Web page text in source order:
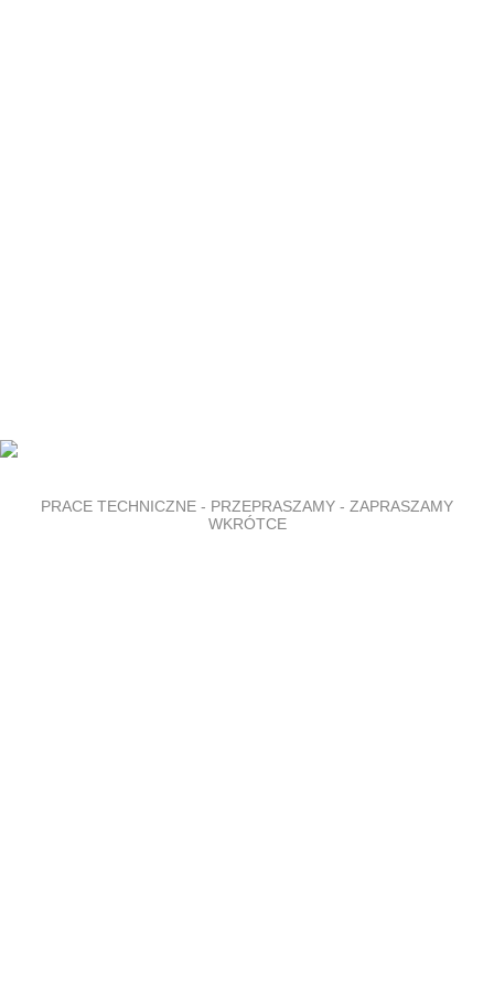
PRACE TECHNICZNE - PRZEPRASZAMY - ZAPRASZAMY
WKRÓTCE